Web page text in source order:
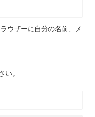
ウザーに自分の名前、メ
い。